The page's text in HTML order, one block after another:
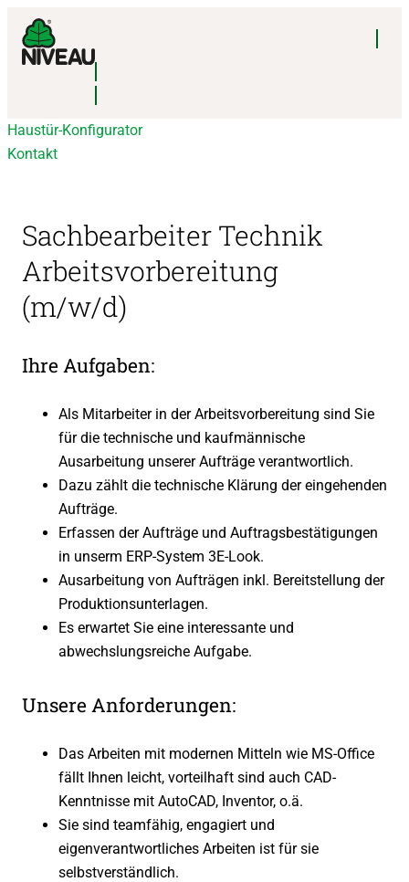
Haustür-Konfigurator
Kontakt
Sachbearbeiter Technik
Arbeitsvorbereitung
(m/w/d)
Ihre Aufgaben:
Als Mitarbeiter in der Arbeitsvorbereitung sind Sie
für die technische und kaufmännische
Ausarbeitung unserer Aufträge verantwortlich.
Dazu zählt die technische Klärung der eingehenden
Aufträge.
Erfassen der Aufträge und Auftragsbestätigungen
in unserm ERP-System 3E-Look.
Ausarbeitung von Aufträgen inkl. Bereitstellung der
Produktionsunterlagen.
Es erwartet Sie eine interessante und
abwechslungsreiche Aufgabe.
Unsere Anforderungen:
Das Arbeiten mit modernen Mitteln wie MS-Office
fällt Ihnen leicht, vorteilhaft sind auch CAD-
Kenntnisse mit AutoCAD, Inventor, o.ä.
Sie sind teamfähig, engagiert und
eigenverantwortliches Arbeiten ist für sie
selbstverständlich.